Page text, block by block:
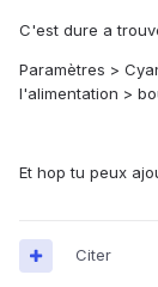
C'est dure a
Paramètres >
l'alimentation >
Et hop tu peux
Citer